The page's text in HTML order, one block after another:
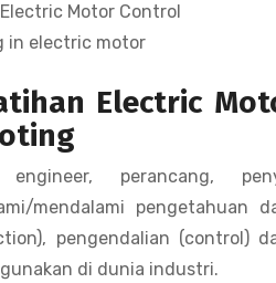
Motor Control
in electric motor
Electric
engineer, perancang,
mendalami pengetahuan
pengendalian (control)
di dunia industri.